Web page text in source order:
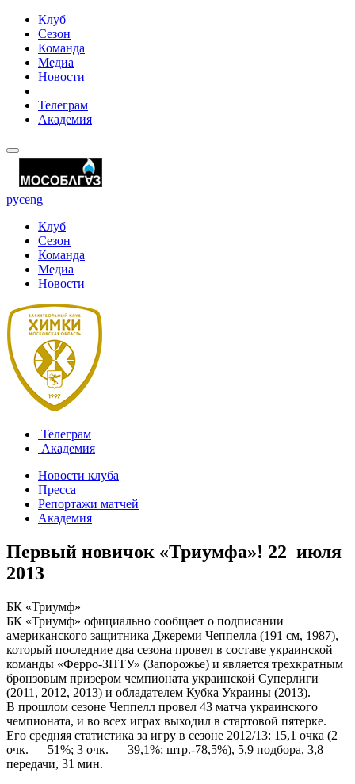
Клуб
Сезон
Команда
Медиа
Новости
Телеграм
Академия
русeng
Клуб
Сезон
Команда
Медиа
Новости
Телеграм
Академия
Новости клуба
Пресса
Репортажи матчей
Академия
Первый новичок «Триумфа»! 22 июля
2013
БК «Триумф»
БК «Триумф» официально сообщает о подписании
американского защитника Джереми Чеппелла (191 см, 1987),
который последние два сезона провел в составе украинской
команды «Ферро-ЗНТУ» (Запорожье) и является трехкратным
бронзовым призером чемпионата украинской Суперлиги
(2011, 2012, 2013) и обладателем Кубка Украины (2013).
В прошлом сезоне Чеппелл провел 43 матча украинского
чемпионата, и во всех играх выходил в стартовой пятерке.
Его средняя статистика за игру в сезоне 2012/13: 15,1 очка (2
очк. — 51%; 3 очк. — 39,1%; штр.-78,5%), 5,9 подбора, 3,8
передачи, 31 мин.